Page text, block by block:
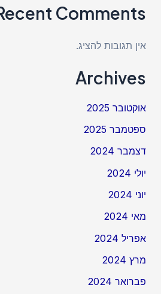
Comments
אין תגובות להציג.
Archives
אוקטובר 2025
ספטמבר 2025
דצמבר 2024
יולי 2024
יוני 2024
מאי 2024
אפריל 2024
מרץ 2024
פברואר 2024